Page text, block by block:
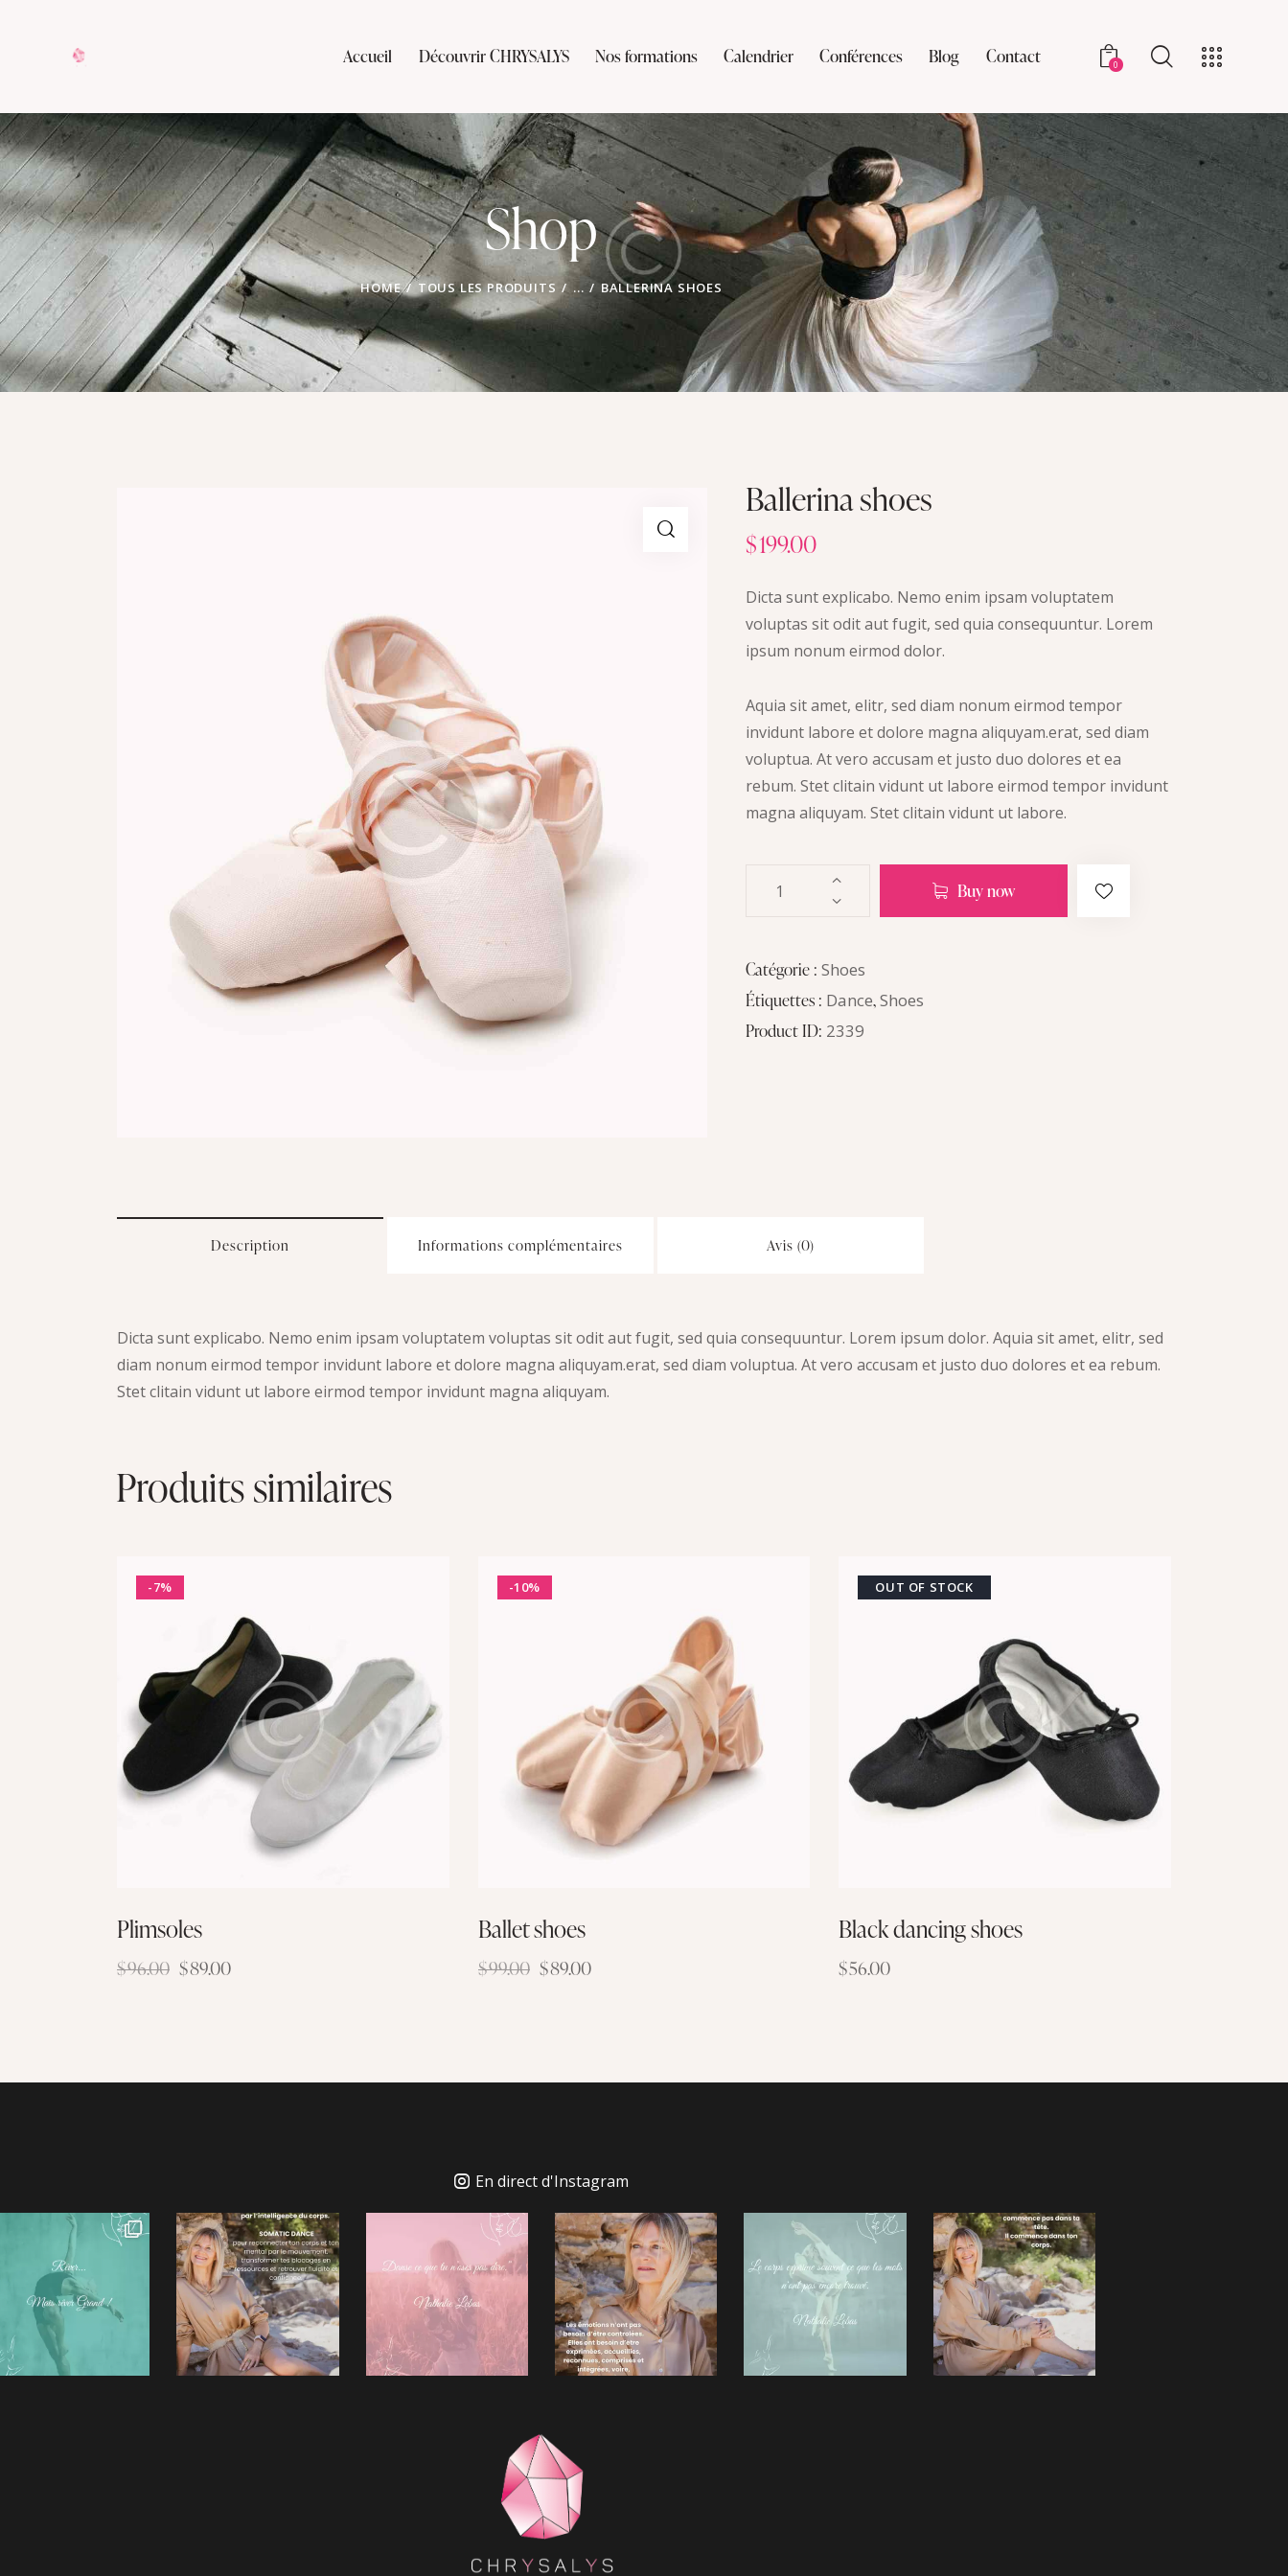
Accueil Découvrir CHRYSALYS Nos formations Calendrier Conférences Blog Contact 0
Shop
HOME TOUS LES PRODUITS ... BALLERINA SHOES
Ballerina shoes
$199.00
Dicta sunt explicabo. Nemo enim ipsam voluptatem
voluptas sit odit aut fugit, sed quia consequuntur. Lorem
ipsum nonum eirmod dolor.
Aquia sit amet, elitr, sed diam nonum eirmod tempor
invidunt labore et dolore magna aliquyam.erat, sed diam
voluptua. At vero accusam et justo duo dolores et ea
rebum. Stet clitain vidunt ut labore eirmod tempor invidunt
magna aliquyam. Stet clitain vidunt ut labore.
Buy now
Catégorie : Shoes
Étiquettes : Dance,Shoes
Product ID: 2339
Description Informations complémentaires Avis (0)
Dicta sunt explicabo. Nemo enim ipsam voluptatem voluptas sit odit aut fugit, sed quia consequuntur. Lorem ipsum dolor. Aquia sit amet, elitr, sed
diam nonum eirmod tempor invidunt labore et dolore magna aliquyam.erat, sed diam voluptua. At vero accusam et justo duo dolores et ea rebum.
Stet clitain vidunt ut labore eirmod tempor invidunt magna aliquyam.
Produits similaires
-7%
Plimsoles
$96.00 $89.00
-10%
Ballet shoes
$99.00 $89.00
OUT OF STOCK
Black dancing shoes
$56.00
En direct d'Instagram